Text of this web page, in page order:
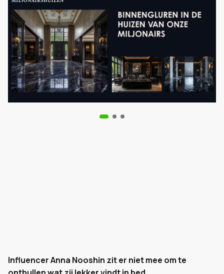
Influencer Anna Nooshin zit er niet mee om te